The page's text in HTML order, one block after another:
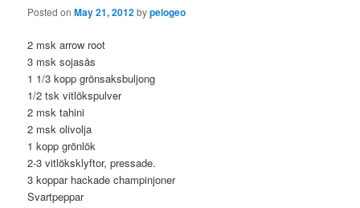
Posted onMay 21, 2012bypelogeo
2 msk arrow root
3 msk sojasås
1 1/3 kopp grönsaksbuljong
1/2 tsk vitlökspulver
2 msk tahini
2 msk olivolja
1 kopp grönlök
2-3 vitlöksklyftor, pressade.
3 koppar hackade champinjoner
Svartpeppar